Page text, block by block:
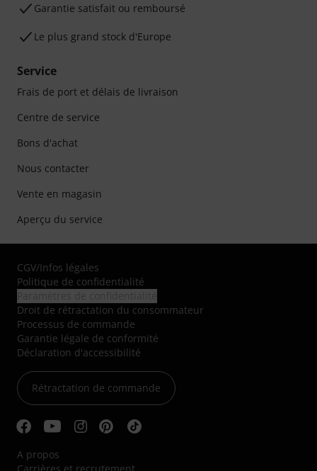
Garantie satisfait ou remboursé
Le plus grand stock d'Europe
Service
Frais de port et délais de livraison
Centre de service
Bons d'achat
Nous contacter
Vente en magasin
Aperçu du service
CGV/Infos légales
Politique de confidentialité
Droit de rétractation du consommateur
Processus de commande
Garantie légale de conformité
Déclaration d'accessibilité
Rétractation de commande
A propos